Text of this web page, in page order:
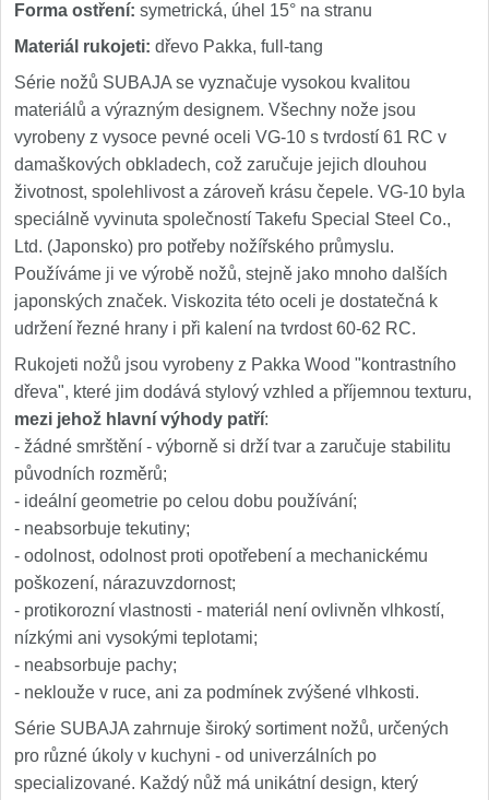
Forma ostření: symetrická, úhel 15° na stranu
Materiál rukojeti: dřevo Pakka, full-tang
Série nožů SUBAJA se vyznačuje vysokou kvalitou
materiálů a výrazným designem. Všechny nože jsou
vyrobeny z vysoce pevné oceli VG-10 s tvrdostí 61 RC v
damaškových obkladech, což zaručuje jejich dlouhou
životnost, spolehlivost a zároveň krásu čepele. VG-10 byla
speciálně vyvinuta společností Takefu Special Steel Co.,
Ltd. (Japonsko) pro potřeby nožířského průmyslu.
Používáme ji ve výrobě nožů, stejně jako mnoho dalších
japonských značek. Viskozita této oceli je dostatečná k
udržení řezné hrany i při kalení na tvrdost 60-62 RC.
Rukojeti nožů jsou vyrobeny z Pakka Wood "kontrastního
dřeva", které jim dodává stylový vzhled a příjemnou texturu,
mezi jehož hlavní výhody patří:
- žádné smrštění - výborně si drží tvar a zaručuje stabilitu
původních rozměrů;
- ideální geometrie po celou dobu používání;
- neabsorbuje tekutiny;
- odolnost, odolnost proti opotřebení a mechanickému
poškození, nárazuvzdornost;
- protikorozní vlastnosti - materiál není ovlivněn vlhkostí,
nízkými ani vysokými teplotami;
- neabsorbuje pachy;
- neklouže v ruce, ani za podmínek zvýšené vlhkosti.
Série SUBAJA zahrnuje široký sortiment nožů, určených
pro různé úkoly v kuchyni - od univerzálních po
specializované. Každý nůž má unikátní design, který